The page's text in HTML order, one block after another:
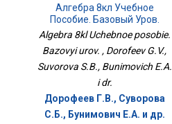
Алгебра 8кл Учебное
Пособие. Базовый Уров.
Algebra 8kl Uchebnoe posobie.
Bazovyi urov. , Dorofeev G.V.,
Suvorova S.B., Bunimovich E.A.
i dr.
Дорофеев Г.В., Суворова
С.Б., Бунимович Е.А. и др.